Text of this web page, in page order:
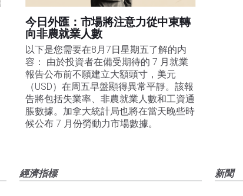
今日外匯：市場將注意力從中東轉
向非農就業人數
以下是您需要在8月7日星期五了解的内
容： 由於投資者在備受期待的 7 月就業
報告公布前不願建立大額頭寸，美元
（USD）在周五早盤顯得異常平靜。該報
告將包括失業率、非農就業人數和工資通
脹數據。加拿大統計局也將在當天晚些時
候公布 7 月份勞動力市場數據。
經濟指標 新聞